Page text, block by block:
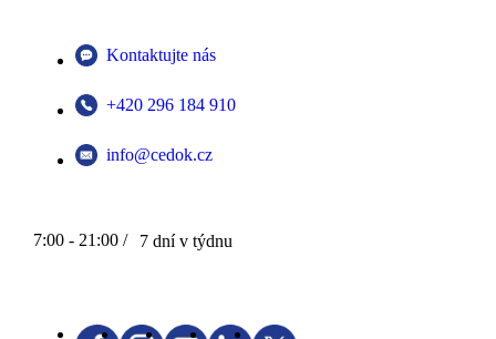
Kontaktujte nás
+420 296 184 910
info@cedok.cz
7:00 - 21:00 / 7 dní v týdnu